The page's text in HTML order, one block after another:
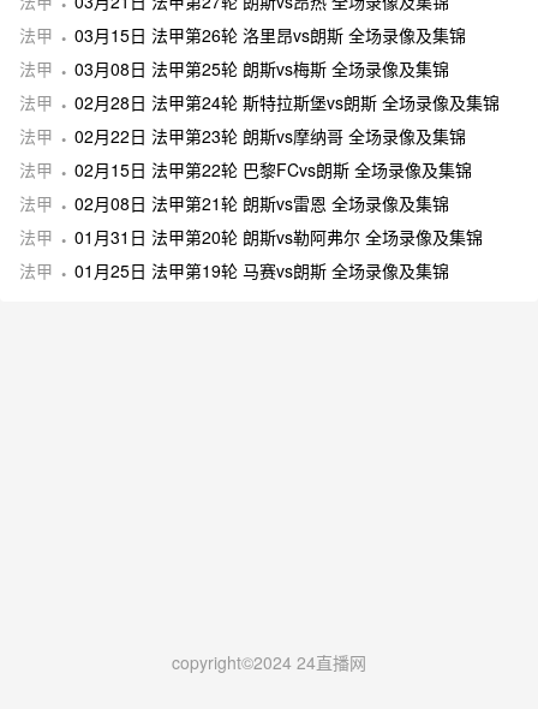
法甲
03月15日 法甲第26轮 洛里昂vs朗斯 全场录像及集锦
法甲
03月08日 法甲第25轮 朗斯vs梅斯 全场录像及集锦
法甲
02月28日 法甲第24轮 斯特拉斯堡vs朗斯 全场录像及集锦
法甲
02月22日 法甲第23轮 朗斯vs摩纳哥 全场录像及集锦
法甲
02月15日 法甲第22轮 巴黎FCvs朗斯 全场录像及集锦
法甲
02月08日 法甲第21轮 朗斯vs雷恩 全场录像及集锦
法甲
01月31日 法甲第20轮 朗斯vs勒阿弗尔 全场录像及集锦
法甲
01月25日 法甲第19轮 马赛vs朗斯 全场录像及集锦
copyright©2024 24直播网